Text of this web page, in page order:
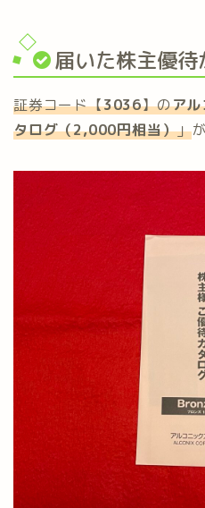
届いた株主優待
証券コード【3036】のア
タログ（2,000円相当）」